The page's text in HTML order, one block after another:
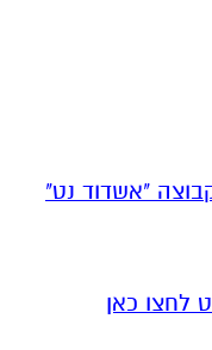
"אשדוד נט"
לחצו כאן